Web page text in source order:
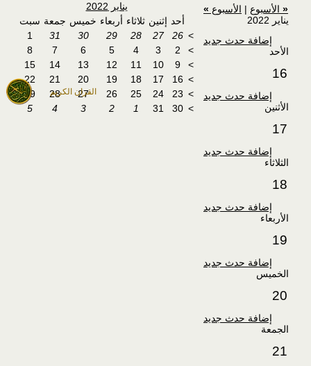
القران الكريم
« الأسبوع | الأسبوع »
يناير 2022
إضافة حدث جديد
الأحد
16
إضافة حدث جديد
الأثنين
17
إضافة حدث جديد
الثلاثاء
18
إضافة حدث جديد
الأربعاء
19
إضافة حدث جديد
الخميس
20
إضافة حدث جديد
الجمعة
21
يناير 2022
أحد إثنين ثلاثاء أربعاء خميس جمعة سبت
>
26
27
28
29
30
31
1
>
2
3
4
5
6
7
8
>
9
10
11
12
13
14
15
>
16
17
18
19
20
21
22
>
23
24
25
26
27
28
29
>
30
31
1
2
3
4
5